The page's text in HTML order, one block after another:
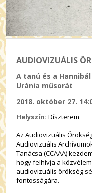
AUDIOVIZUÁLIS
A tanú és a
Uránia műsorát
2018. október 27.
Helyszín:Díszterem
Az Audiovizuális
Audiovizuális
Tanácsa (CCAAA)
hogy felhívja a
audiovizuális örökség
fontosságára.